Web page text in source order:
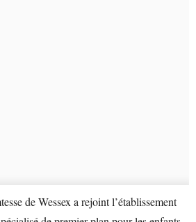
de Wessex a rejoint l’établissement